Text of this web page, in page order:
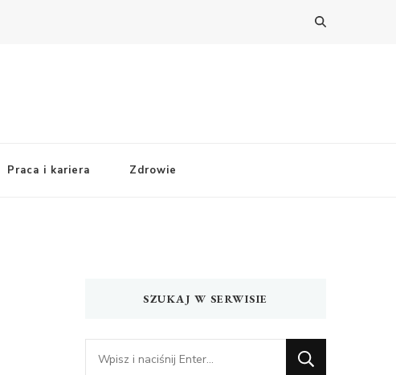
Praca i kariera Zdrowie
SZUKAJ W SERWISIE
Szukasz